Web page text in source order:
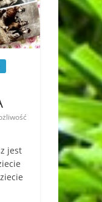
jest